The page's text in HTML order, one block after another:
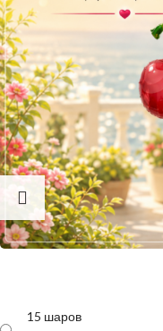
15 шаров